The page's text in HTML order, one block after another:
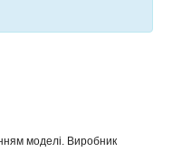
моделі. Виробник